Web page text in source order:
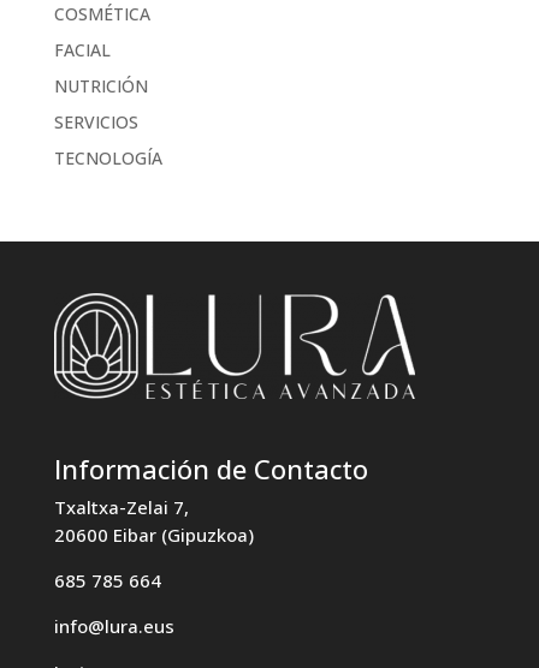
COSMÉTICA
FACIAL
NUTRICIÓN
SERVICIOS
TECNOLOGÍA
Información de Contacto
Txaltxa-Zelai 7,
20600 Eibar (Gipuzkoa)
685 785 664
info@lura.eus